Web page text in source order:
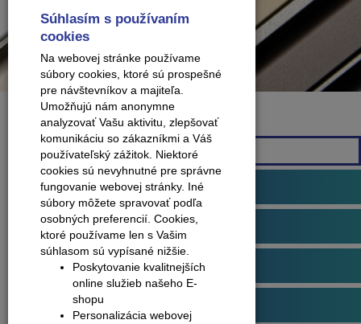
Značka
Všetky značky
Podlahové profily
Plávajúce podlahy
Dvere
Obklady na stenu
Súhlasím s používaním
cookies
Na webovej stránke používame
súbory cookies, ktoré sú prospešné
pre návštevníkov a majiteľa.
Umožňujú nám anonymne
analyzovať Vašu aktivitu, zlepšovať
komunikáciu so zákazníkmi a Váš
používateľský zážitok. Niektoré
cookies sú nevyhnutné pre správne
fungovanie webovej stránky. Iné
súbory môžete spravovať podľa
osobných preferencií. Cookies,
ktoré používame len s Vašim
súhlasom sú vypísané nižšie.
Poskytovanie kvalitnejších
online služieb našeho E-
shopu
Personalizácia webovej